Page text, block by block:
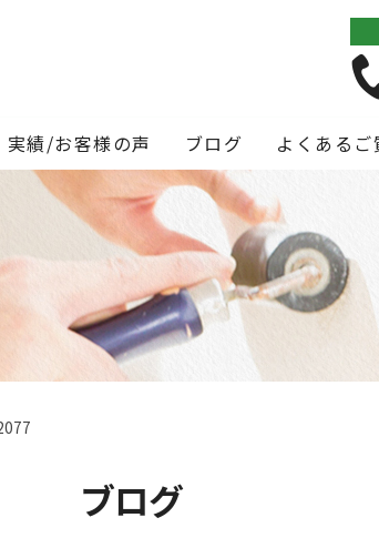
実績/お客様の声 ブログ よくあるご
ブログ